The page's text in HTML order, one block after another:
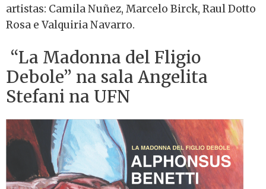
artistas: Camila Nuñez, Marcelo Birck, Raul Dotto
Rosa e Valquiria Navarro.
“La Madonna del Fligio
Debole” na sala Angelita
Stefani na UFN